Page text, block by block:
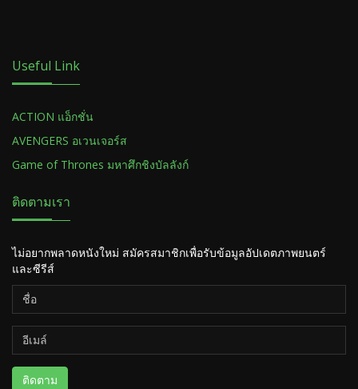
Useful Link
ACTION แอ็กชั่น
AVENGERS อเวนเจอร์ส
Game of Thrones มหาศึกชิงบัลลังก์
ติดตามเรา
ไม่อยากพลาดหนังใหม่ สมัครสมาชิกเพื่อรับข้อมูลอัปเดตภาพยนตร์
และซีรีส์
ติดตาม